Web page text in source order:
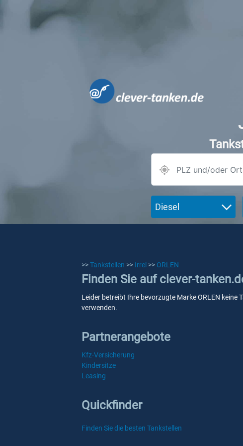
Diesel
>>Tankstellen >> Irrel >> ORLEN
Finden Sie auf clever-
Leider betreibt Ihre bevorzugte Marke ORLEN keine
verwenden.
Partnerangebote
Kfz-Versicherung
Kindersitze
Leasing
Quickfinder
Finden Sie die besten Tankstellen